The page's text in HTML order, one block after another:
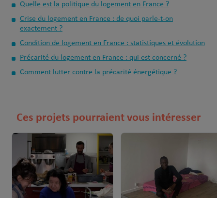
Quelle est la politique du logement en France ?
Crise du logement en France : de quoi parle-t-on
exactement ?
Condition de logement en France : statistiques et évolution
Précarité du logement en France : qui est concerné ?
Comment lutter contre la précarité énergétique ?
Ces projets pourraient vous intéresser